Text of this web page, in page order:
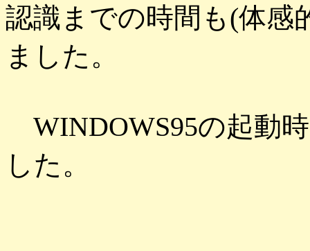
認識までの時間も(体感
ました。
WINDOWS95の起動
した。